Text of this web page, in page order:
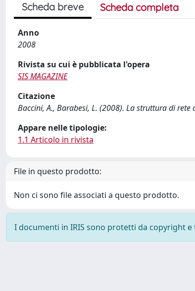
Scheda breve Scheda completa
Anno
2008
Rivista su cui è pubblicata l'opera
SIS MAGAZINE
Citazione
Baccini, A., Barabesi, L. (2008). La struttura di rete
Appare nelle tipologie:
1.1 Articolo in rivista
File in questo prodotto:
Non ci sono file associati a questo prodotto.
I documenti in IRIS sono protetti da copyright